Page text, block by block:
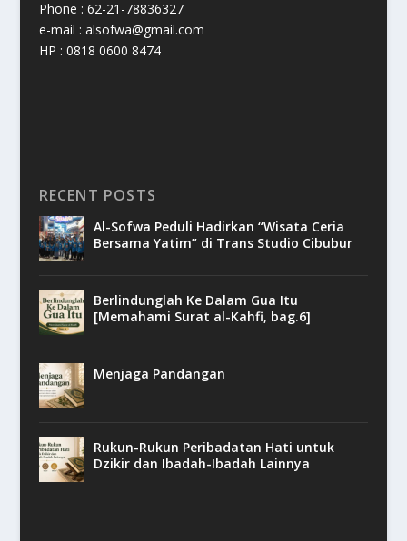
Phone : 62-21-78836327
e-mail : alsofwa@gmail.com
HP : 0818 0600 8474
RECENT POSTS
Al-Sofwa Peduli Hadirkan “Wisata Ceria
Bersama Yatim” di Trans Studio Cibubur
Berlindunglah Ke Dalam Gua Itu
[Memahami Surat al-Kahfi, bag.6]
Menjaga Pandangan
Rukun-Rukun Peribadatan Hati untuk
Dzikir dan Ibadah-Ibadah Lainnya